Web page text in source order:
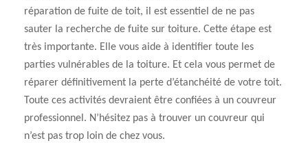
réparation de fuite de toit, il est essentiel de ne pas
sauter la recherche de fuite sur toiture. Cette étape est
très importante. Elle vous aide à identifier toute les
parties vulnérables de la toiture. Et cela vous permet de
réparer définitivement la perte d’étanchéité de votre toit.
Toute ces activités devraient être confiées à un couvreur
professionnel. N’hésitez pas à trouver un couvreur qui
n’est pas trop loin de chez vous.